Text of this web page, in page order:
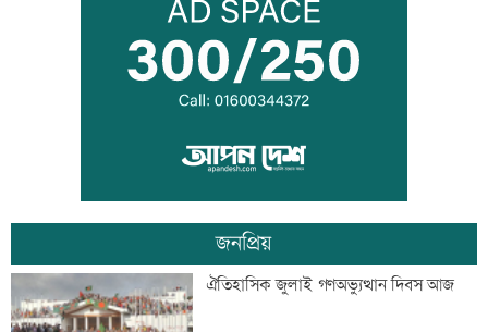
কালীগঞ্জে ৩ মাদকসেবীকে কারাদণ্ড
স্বেচ্ছাসেবী ফোরামের মাসব্যাপী আবৃত্তি
চিত্রাঙ্কন প্রতিযোগিতা
শাক ধুতে গিয়ে গৃহবধূর মৃত্যু
জনপ্রিয়
ঐতিহাসিক জুলাই গণঅভ্যুত্থান দিবস আজ